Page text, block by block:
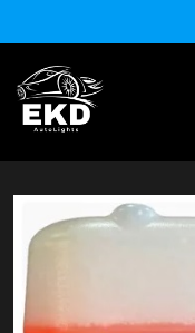
KIT LED